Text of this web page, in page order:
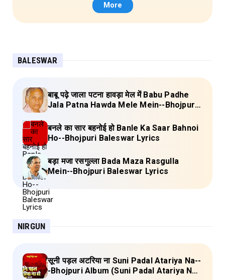
More
BALESWAR
बाबू पढ़े जाला पटना हावड़ा मेल में Babu Padhe
Jala Patna Hawda Mele Mein--Bhojpuri
बनले का सार बहनोई हो Banle Ka Saar Bahnoi
Ho--Bhojpuri Baleswar Lyrics
बड़ा मजा रसगुल्ला Bada Maza Rasgulla
Mein--Bhojpuri Baleswar Lyrics
NIRGUN
सूनी पड़ल अटरिया ना Suni Padal Atariya Na--
-Bhojpuri Album (Suni Padal Atariya Na)